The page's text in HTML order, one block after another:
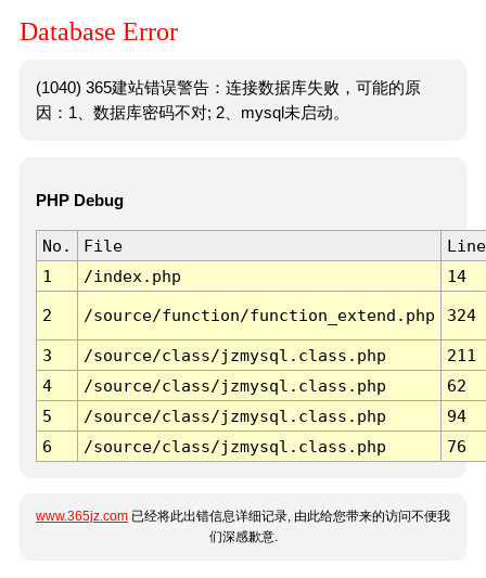
Database Error
(1040) 365建站错误警告：连接数据库失败，可能的原
因：1、数据库密码不对; 2、mysql未启动。
PHP Debug
No. File
Line
1
/index.php 14
2 /source/function/function_extend.php 324
3 /source/class/jzmysql.class.php
211
4
/source/class/jzmysql.class.php
62
5
/source/class/jzmysql.class.php
94
6
/source/class/jzmysql.class.php 76
www.365jz.com 已经将此出错信息详细记录, 由此给您带来的访问不便我
们深感歉意.